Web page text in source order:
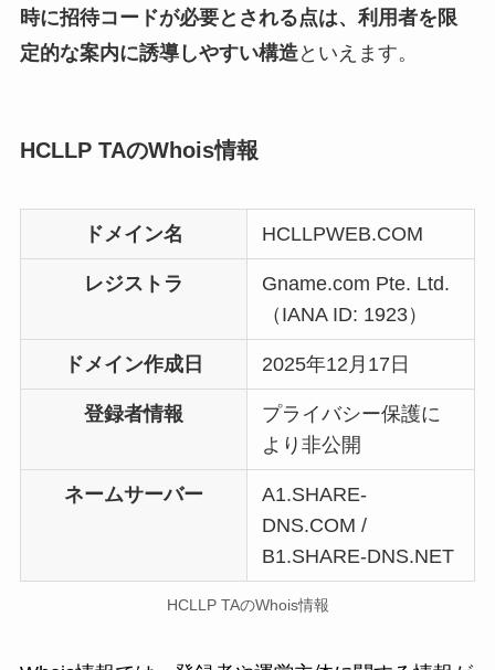
時に招待コードが必要とされる点は、利用者を限
定的な案内に誘導しやすい構造といえます。
HCLLP TAのWhois情報
ドメイン名 HCLLPWEB.COM
レジストラ
Gname.com Pte. Ltd.
（IANA ID: 1923）
ドメイン作成日 2025年12月17日
登録者情報
プライバシー保護に
より非公開
ネームサーバー
A1.SHARE-
DNS.COM /
B1.SHARE-DNS.NET
HCLLP TAのWhois情報